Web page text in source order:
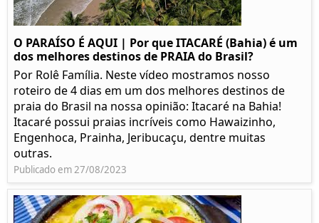
O PARAÍSO É AQUI | Por que ITACARÉ (Bahia) é um
dos melhores destinos de PRAIA do Brasil?
Por Rolê Família. Neste vídeo mostramos nosso
roteiro de 4 dias em um dos melhores destinos de
praia do Brasil na nossa opinião: Itacaré na Bahia!
Itacaré possui praias incríveis como Hawaizinho,
Engenhoca, Prainha, Jeribucaçu, dentre muitas
outras.
Publicado em 27/08/2023